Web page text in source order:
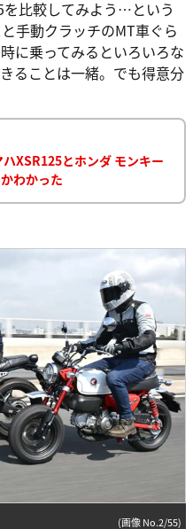
を比較してみよう…という
手動クラッチのMT車ぐら
に乗ってみるといろいろな
ることは一緒。でも得意分
XSR125とホンダ モンキー
わかった
(画像 No.2/55)